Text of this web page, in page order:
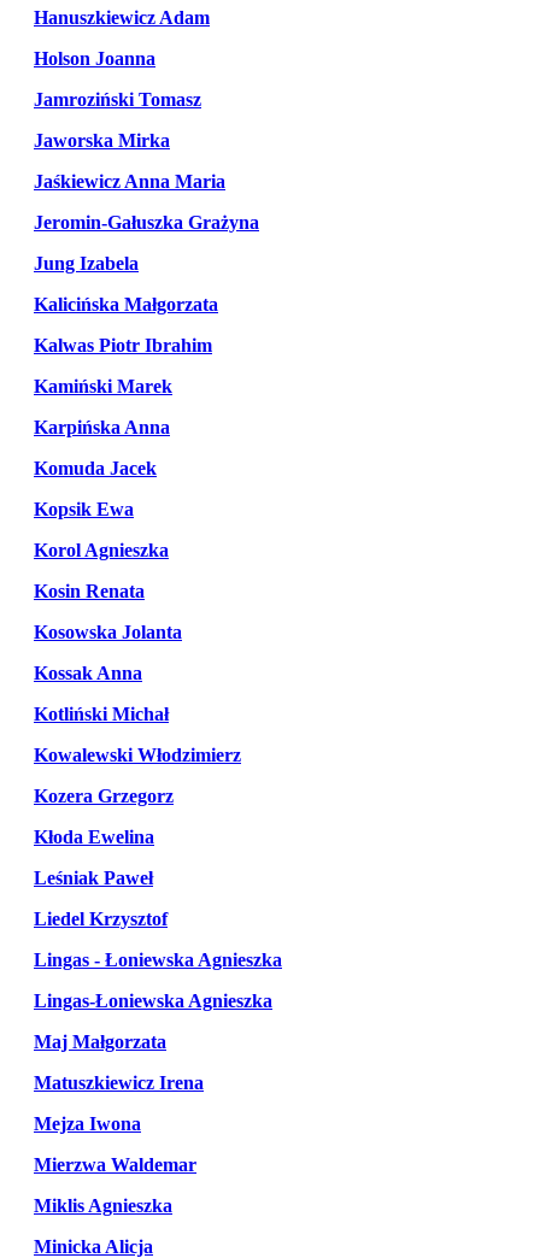
Hanuszkiewicz Adam
Holson Joanna
Jamroziński Tomasz
Jaworska Mirka
Jaśkiewicz Anna Maria
Jeromin-Gałuszka Grażyna
Jung Izabela
Kalicińska Małgorzata
Kalwas Piotr Ibrahim
Kamiński Marek
Karpińska Anna
Komuda Jacek
Kopsik Ewa
Korol Agnieszka
Kosin Renata
Kosowska Jolanta
Kossak Anna
Kotliński Michał
Kowalewski Włodzimierz
Kozera Grzegorz
Kłoda Ewelina
Leśniak Paweł
Liedel Krzysztof
Lingas - Łoniewska Agnieszka
Lingas-Łoniewska Agnieszka
Maj Małgorzata
Matuszkiewicz Irena
Mejza Iwona
Mierzwa Waldemar
Miklis Agnieszka
Minicka Alicja